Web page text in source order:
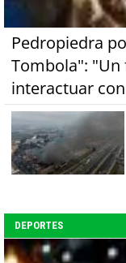
Pedropiedra
Tombola":
interactuar
tener miedo a
DEPORTES